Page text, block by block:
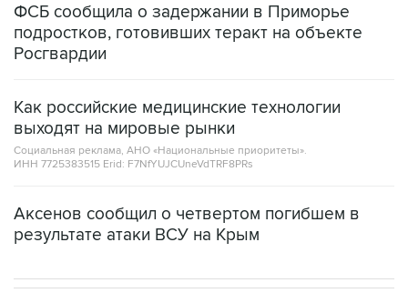
ФСБ сообщила о задержании в Приморье
подростков, готовивших теракт на объекте
Росгвардии
Как российские медицинские технологии
выходят на мировые рынки
Социальная реклама, АНО «Национальные приоритеты».
ИНН 7725383515 Erid: F7NfYUJCUneVdTRF8PRs
Аксенов сообщил о четвертом погибшем в
результате атаки ВСУ на Крым